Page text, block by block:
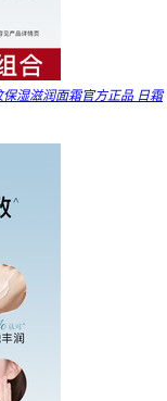
保湿滋润面霜官方正品 日霜